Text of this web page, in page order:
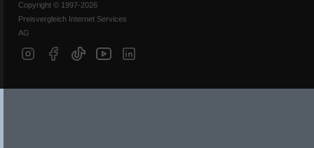
Copyright © 1997-2026
Preisvergleich Internet Services
AG